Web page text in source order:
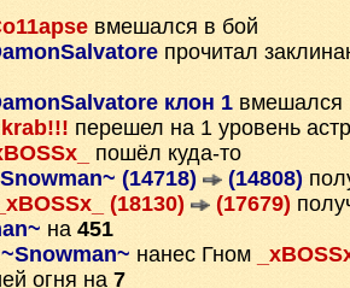
вмешался в бой
прочитал
клон 1 вмешался
перешел на 1 уровень
пошёл куда-то
(14718) (14808)
_xBOSSx_ (18130) (17679)
на 451
~Snowman~ нанес Гном
огня на 7